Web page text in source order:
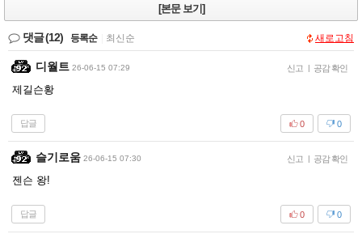
[본문 보기]
댓글(12) 등록순 최신순 새로고침
디월트 26-06-15 07:29 신고 | 공감 확인
제길슨황
답글 0
0
슬기로움 26-06-15 07:30 신고 | 공감 확인
젠슨 왕!
답글 0
0